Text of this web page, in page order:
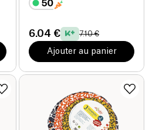
6.04 € 7.10 €
Ajouter au panier